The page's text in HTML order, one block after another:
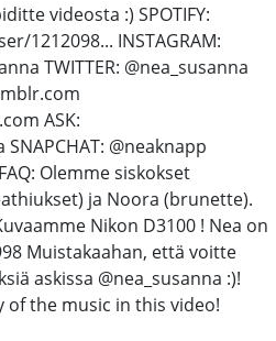
videosta :) SPOTIFY:
1212098... INSTAGRAM:
TWITTER: @nea_susanna
ASK:
@neaknapp
Olemme siskokset
ja Noora (brunette).
Nikon D3100 ! Nea on
Muistakaahan, että voitte
askissa @nea_susanna :)!
of the music in this video!